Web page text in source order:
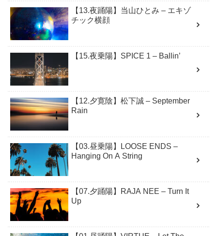
【13.夜踊陽】当山ひとみ – エキゾ
チック横顔
【15.夜乗陽】SPICE 1 – Ballin’
【12.夕寛陰】松下誠 – September
Rain
【03.昼乗陽】LOOSE ENDS –
Hanging On A String
【07.夕踊陽】RAJA NEE – Turn It
Up